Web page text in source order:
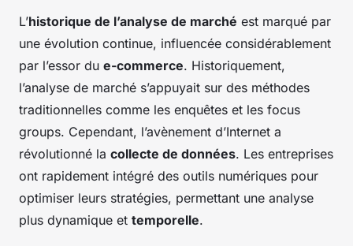
L’historique de l’analyse de marché est marqué par
une évolution continue, influencée considérablement
par l’essor du e-commerce. Historiquement,
l’analyse de marché s’appuyait sur des méthodes
traditionnelles comme les enquêtes et les focus
groups. Cependant, l’avènement d’Internet a
révolutionné la collecte de données. Les entreprises
ont rapidement intégré des outils numériques pour
optimiser leurs stratégies, permettant une analyse
plus dynamique et temporelle.